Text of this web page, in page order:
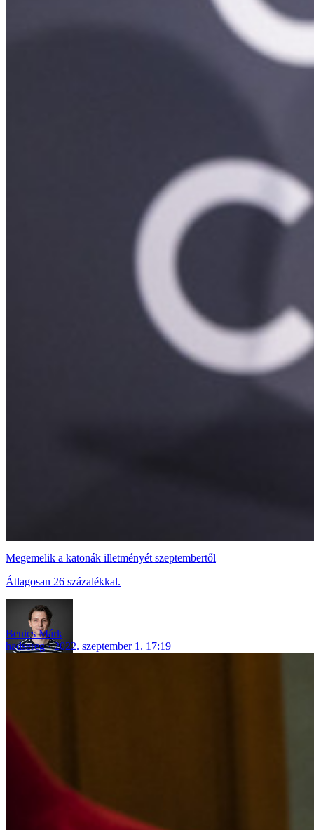
Megemelik a katonák illetményét szeptembertől
Átlagosan 26 százalékkal.
Benics Márk
hadsereg
2022. szeptember 1. 17:19